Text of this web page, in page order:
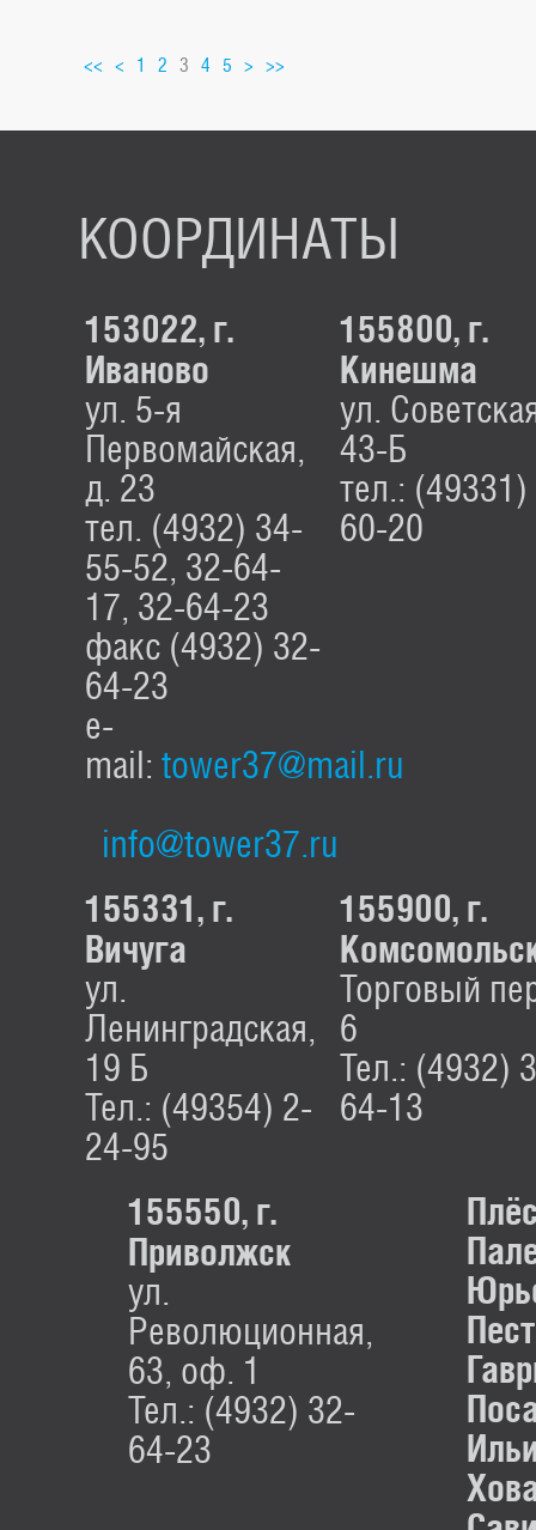
<< < 1 2 3 4 5 > >>
КООРДИНАТЫ
153022, г.
Иваново
ул. 5-я
Первомайская,
д. 23
тел. (4932) 34-
55-52, 32-64-
17, 32-64-23
факс (4932) 32-
64-23
e-
mail:tower37@mail.ru
info@tower37.ru
155800, г.
Кинешма
ул.
43-Б
тел.:
60-20
155331, г.
Вичуга
ул.
Ленинградская,
19 Б
Тел.: (49354) 2-
24-95
155900, г.
Торговый
6
Тел.: (4932)
64-13
155550, г.
Приволжск
ул.
Революционная,
63, оф. 1
Тел.: (4932) 32-
64-23